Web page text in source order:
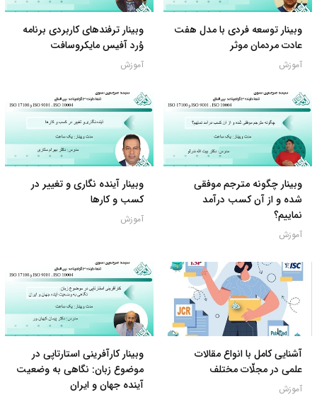
وبینار توسعه فردی با مدل هفت
عادت مردمان موثر
آموزش
وبینار ترفندهای کاربردی برنامه
وُرد آفیس مایکروسافت
آموزش
وبینار چگونه مترجم موفقی
شده و از آن کسب درآمد
نماییم؟
آموزش
وبینار آینده نگاری و تغییر در
کسب و کارها
آموزش
آشنایی کامل با انواع مقالات
علمی در مجلّات مختلف
آموزش
وبینار کارآفرینی استارتاپی در
موضوع زبان: نگاهی به وضعیت
آینده جهان و ایران